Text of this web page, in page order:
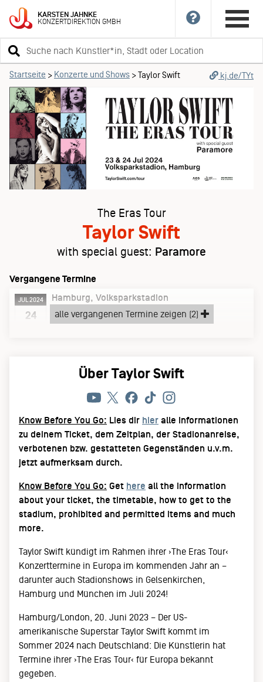
KARSTENJAHNKE
KONZERTDIREKTIONGMBH
Suchbegriff
eingeben
Startseite > Konzerte und Shows >Taylor Swift kj.de/TYt
The Eras Tour
Taylor Swift
with special guest: Paramore
Vergangene Termine
JUL 2024
24
Hamburg Volksparkstadion
Mittwoch, 24.07.24
alle vergangenen Termine zeigen (2)
Über Taylor Swift
Know Before You Go: Lies dir hier alle Informationen
zu deinem Ticket, dem Zeitplan, der Stadionanreise,
verbotenen bzw. gestatteten Gegenständen u.v.m.
jetzt aufmerksam durch.
Know Before You Go: Get here all the information
about your ticket, the timetable, how to get to the
stadium, prohibited and permitted items and much
more.
Taylor Swift kündigt im Rahmen ihrer ›The Eras Tour‹
Konzerttermine in Europa im kommenden Jahr an –
darunter auch Stadionshows in Gelsenkirchen,
Hamburg und München im Juli 2024!
Hamburg/London, 20. Juni 2023 – Der US-
amerikanische Superstar Taylor Swift kommt im
Sommer 2024 nach Deutschland: Die Künstlerin hat
Termine ihrer ›The Eras Tour‹ für Europa bekannt
gegeben.